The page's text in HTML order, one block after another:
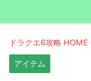
ドラクエ6攻略 HOME
アイテム